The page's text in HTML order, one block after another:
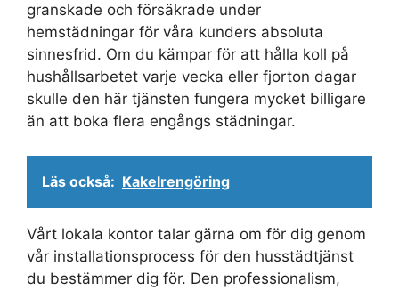
granskade och försäkrade under
hemstädningar för våra kunders absoluta
sinnesfrid. Om du kämpar för att hålla koll på
hushållsarbetet varje vecka eller fjorton dagar
skulle den här tjänsten fungera mycket billigare
än att boka flera engångs städningar.
Läs också: Kakelrengöring
Vårt lokala kontor talar gärna om för dig genom
vår installationsprocess för den husstädtjänst
du bestämmer dig för. Den professionalism,